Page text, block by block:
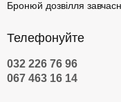
Бронюй дозвілля
Телефонуйте
032 226 76 96
067 463 16 14